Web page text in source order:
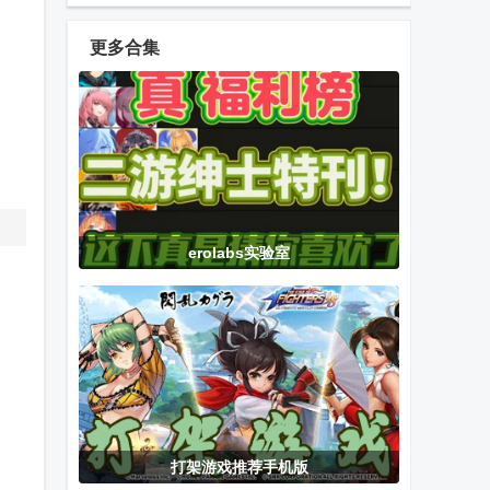
官方版 奇官方正版 服12+完整版
EA战地移动版
(Battlefield
Mobile)
KOF
ALLSTAR拳皇
全明星
Dream edge
逆水寒华为版
胜利女神
NIKKE内置
mod版
决胜巅峰
(Mobile
Legends:
Bang Bang)
地铁跑酷方源
多功能直充
龙少女e服二
次元游戏
人偶馆绮幻夜
免费完整版
高管激战手游 RetroArch超 无限跑酷无广
更多合集
erolabs实验室
打架游戏推荐手机版